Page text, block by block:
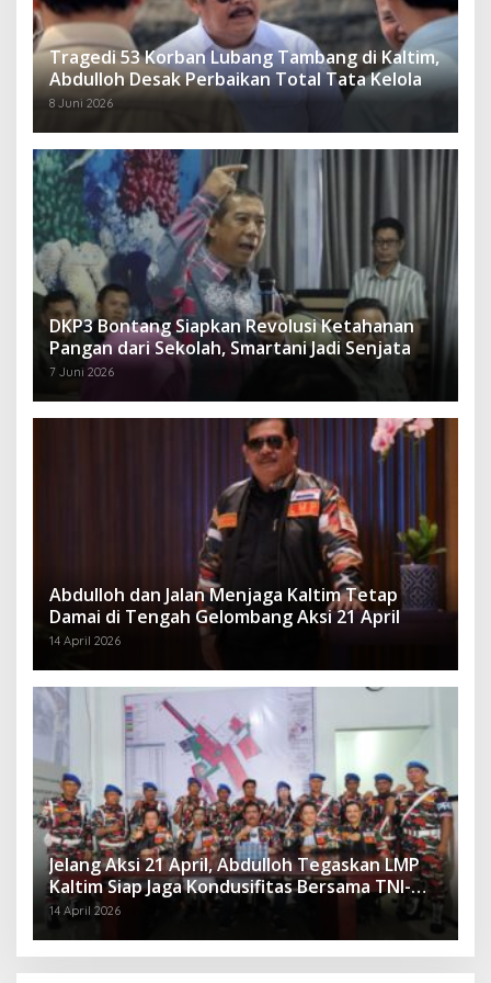
Tragedi 53 Korban Lubang Tambang di Kaltim,
Abdulloh Desak Perbaikan Total Tata Kelola
8 Juni 2026
DKP3 Bontang Siapkan Revolusi Ketahanan
Pangan dari Sekolah, Smartani Jadi Senjata
7 Juni 2026
Abdulloh dan Jalan Menjaga Kaltim Tetap
Damai di Tengah Gelombang Aksi 21 April
14 April 2026
Jelang Aksi 21 April, Abdulloh Tegaskan LMP
Kaltim Siap Jaga Kondusifitas Bersama TNI-
Polri
14 April 2026